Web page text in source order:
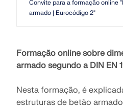
Software CFD para túneis
OBTER SUPORTE
durante os seus estudos.
engenharia e leve sua
Convite para a formação online
armado | Eurocódigo 2"
Formação online sobre
armado segundo a DIN EN
Nesta formação, é
estruturas de betão